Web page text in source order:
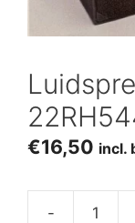
€16,50 incl.
-